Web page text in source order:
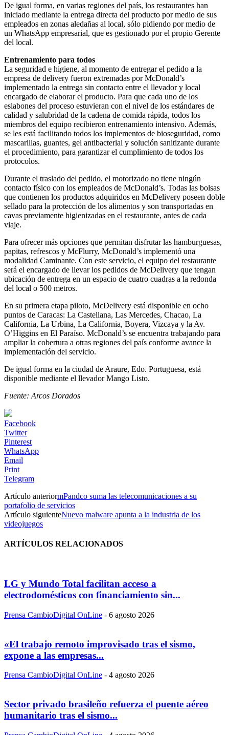
De igual forma, en varias regiones del país, los restaurantes han
iniciado mediante la entrega directa del producto por medio de sus
empleados en zonas aledañas al local, sólo pidiendo por medio de
un WhatsApp empresarial, que es gestionado por el propio Gerente
del local.
Entrenamiento para todos
La seguridad e higiene, al momento de entregar el pedido a la
empresa de delivery fueron extremadas por McDonald’s
implementado la entrega sin contacto entre el llevador y local
encargado de elaborar el producto. Para que cada uno de los
eslabones del proceso estuvieran con el nivel de los estándares de
calidad y salubridad de la cadena de comida rápida, todos los
miembros del equipo recibieron entrenamiento intensivo. Además,
se les está facilitando todos los implementos de bioseguridad, como
mascarillas, guantes, gel antibacterial y solución sanitizante durante
el procedimiento, para garantizar el cumplimiento de todos los
protocolos.
Durante el traslado del pedido, el motorizado no tiene ningún
contacto físico con los empleados de McDonald’s. Todas las bolsas
que contienen los productos adquiridos en McDelivery poseen doble
sellado para la protección de los alimentos y son transportadas en
cavas previamente higienizadas en el restaurante, antes de cada
viaje.
Para ofrecer más opciones que permitan disfrutar las hamburguesas,
papitas, refrescos y McFlurry, McDonald’s implementó una
modalidad Caminante. Con este servicio, el equipo del restaurante
será el encargado de llevar los pedidos de McDelivery que tengan
ubicación de entrega en un espacio de cuatro cuadras a la redonda
del local o 500 metros.
En su primera etapa piloto, McDelivery está disponible en ocho
puntos de Caracas: La Castellana, Las Mercedes, Chacao, La
California, La Urbina, La California, Boyera, Vizcaya y la Av.
O’Higgins en El Paraíso. McDonald’s se encuentra trabajando para
ampliar la cobertura a otras regiones del país conforme avance la
implementación del servicio.
De igual forma en la ciudad de Araure, Edo. Portuguesa, está
disponible mediante el llevador Mango Listo.
Fuente: Arcos Dorados
Facebook
Twitter
Pinterest
WhatsApp
Email
Print
Telegram
Artículo anteriormPandco suma las telecomunicaciones a su
portafolio de servicios
Artículo siguienteNuevo malware apunta a la industria de los
videojuegos
ARTÍCULOS RELACIONADOS
LG y Mundo Total facilitan acceso a
electrodomésticos con financiamiento sin...
Prensa CambioDigital OnLine - 6 agosto 2026
«El trabajo remoto improvisado tras el sismo,
expone a las empresas...
Prensa CambioDigital OnLine - 4 agosto 2026
Sector privado brasileño refuerza el puente aéreo
humanitario tras el sismo...